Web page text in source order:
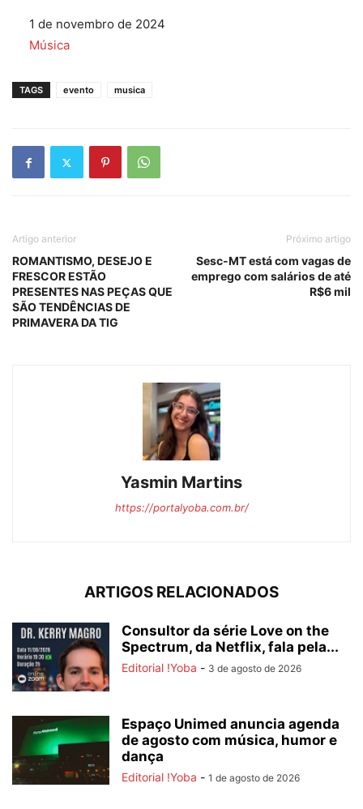
Data
1 de novembro de 2024
Em relação a
Música
TAGS evento musica
Artigo anterior
ROMANTISMO, DESEJO E
FRESCOR ESTÃO
PRESENTES NAS PEÇAS QUE
SÃO TENDÊNCIAS DE
PRIMAVERA DA TIG
Próximo artigo
Sesc-MT está com vagas de
emprego com salários de até
R$6 mil
Yasmin Martins
https://portalyoba.com.br/
ARTIGOS RELACIONADOS
Consultor da série Love on the
Spectrum, da Netflix, fala pela...
Editorial !Yoba - 3 de agosto de 2026
Espaço Unimed anuncia agenda
de agosto com música, humor e
dança
Editorial !Yoba - 1 de agosto de 2026